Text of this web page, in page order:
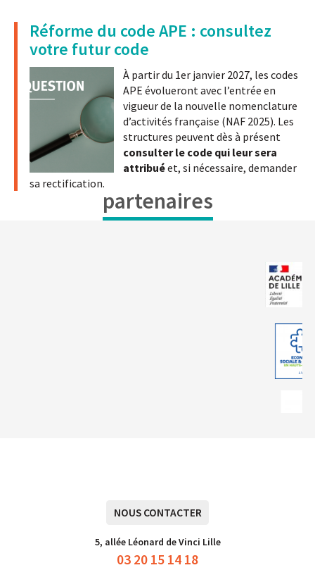
Réforme du code APE : consultez
votre futur code
À partir du 1er janvier 2027, les codes
APE évolueront avec l’entrée en
vigueur de la nouvelle nomenclature
d’activités française (NAF 2025). Les
structures peuvent dès à présent
consulter le code qui leur sera
attribuéet, si nécessaire, demander
sa rectification.
partenaires
NOUS CONTACTER
5, allée Léonard de Vinci Lille
03 20 15 14 18